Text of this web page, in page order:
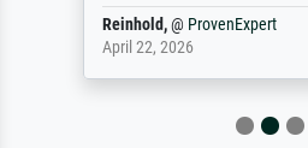
Reinhold,@ ProvenExpert
April 22, 2026